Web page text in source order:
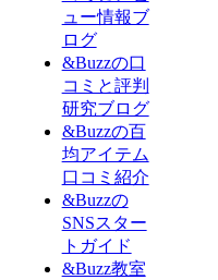
ュー情報ブ
ログ
&Buzzの口
コミと評判
研究ブログ
&Buzzの百
均アイテム
口コミ紹介
&Buzzの
SNSスター
トガイド
&Buzz教室